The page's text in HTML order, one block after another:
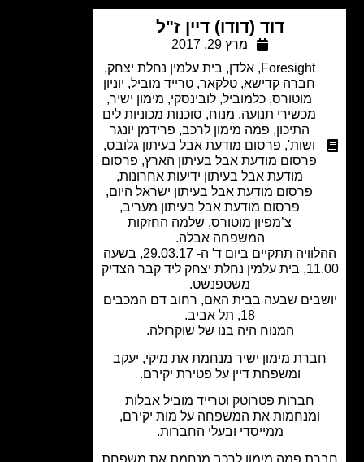
דוד (דודו) דיין ז"ל
מרץ 29, 2017
Foresight
,אלדן,בית עלמין נחלת יצחק,
חברה קדישא, טלקאר,טרייד מוביל,יוניון
,כלמוביל,לובינסקי,מימון ישיר,
מכשירי תנועה, מנוח,סוכנות מכוניות לים
פמה מימון לרכב,פרידמן יונגר
ושות', פרסום מודעת אבל בעיתון גלובס,
פרסום מודעת אבל בעיתון הארץ,פרסום
מודעת אבל בעיתון ידיעות אחרונות,
פרסום מודעת אבל בעיתון ישראל היום,
פרסום מודעת אבל בעיתון מעריב,
צ’מפיון מוטורס ,שלמה החזקות
המשפחה אבלה.
ההלוויה תתקיים ביום ד' ה- 29.03.17, בשעה
11.00, בית עלמין נחלת יצחק ליד קבר הצדיק
משטפנשט.
שבעה בבית האם, רחוב דם המכבים
המנוח היה בנו של שוקרולה.
מימון ישיר מנחמת את מיקי, יעקב
ומשפחת דיין על פטירת יקירם.
חברות פטרוטק וטרייד מוביל אבלות
ומנחמות את המשפחה על מות יקירם,
ממייסדי ובעלי החברות.
פמה מימון לרכב מנחמת את משפחת